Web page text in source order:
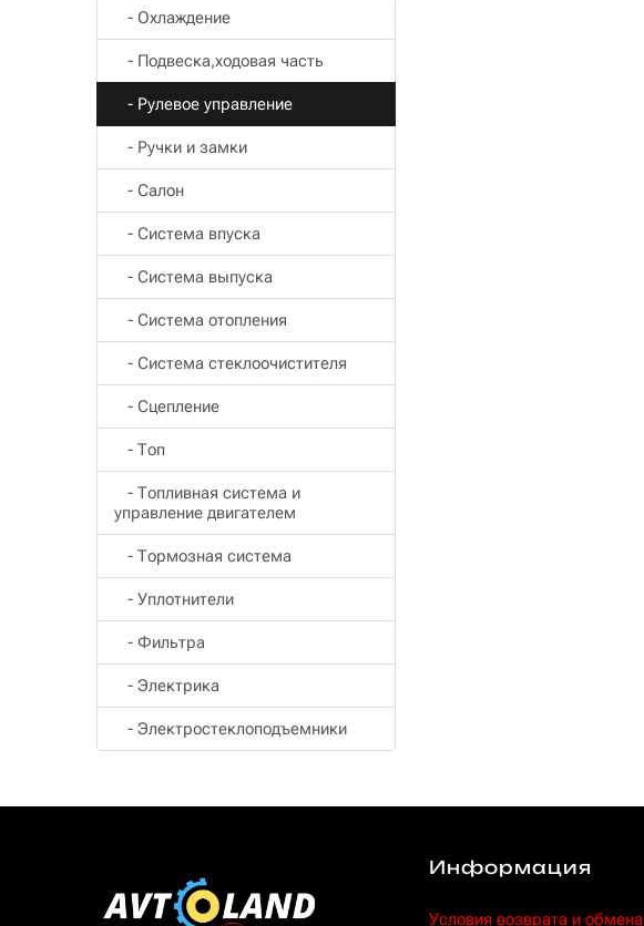
- Охлаждение
- Подвеска,ходовая часть
- Рулевое управление
- Ручки и замки
- Салон
- Система впуска
- Система выпуска
- Система отопления
- Система стеклоочистителя
- Сцепление
- Топ
- Топливная система и
управление двигателем
- Тормозная система
- Уплотнители
- Фильтра
- Электрика
- Электростеклоподъемники
Информация
Условия возврата и обмена